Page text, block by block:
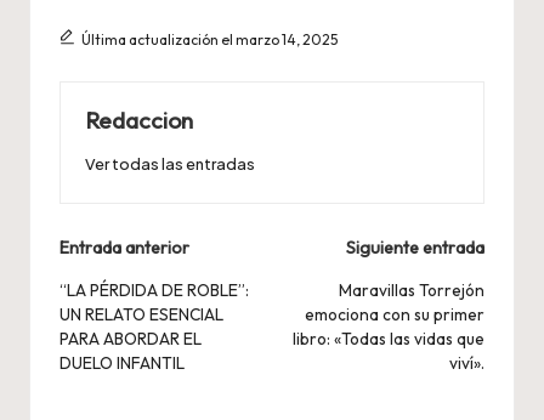
Última actualización el marzo 14, 2025
Redaccion
Ver todas las entradas
Navegación
de
entradas
Entrada anterior
“LA PÉRDIDA DE ROBLE”:
UN RELATO ESENCIAL
PARA ABORDAR EL
DUELO INFANTIL
Siguiente entrada
Maravillas Torrejón
emociona con su primer
libro: «Todas las vidas que
viví».